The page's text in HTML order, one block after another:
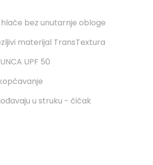
bez unutarnje obloge
materijal TransTextura
UPF 50
u struku - čičak